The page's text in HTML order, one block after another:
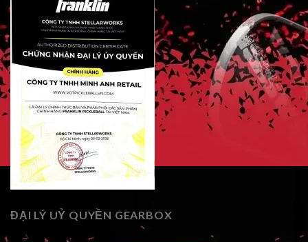
ĐẠI LÝ UỶ QUYỀN GEARBOX